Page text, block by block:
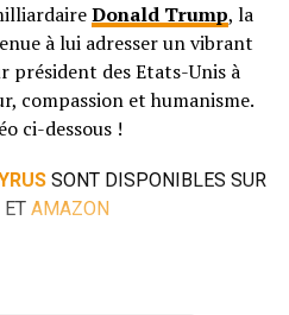
Donald Trump, la
à lui adresser un vibrant
président des Etats-Unis à
compassion et humanisme.
ci-dessous !
SONT DISPONIBLES SUR
ET AMAZON